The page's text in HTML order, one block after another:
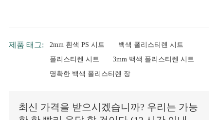
제품 태그: 2mm 흰색 PS 시트
백색 폴리스티렌 시트
폴리스티렌 시트
3mm 백색 폴리스티렌 시트
명확한 백색 폴리스티렌 장
최신 가격을 받으시겠습니까? 우리는 가능